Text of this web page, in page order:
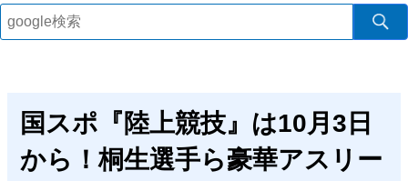
国スポ『陸上競技』は10月3日
から！桐生選手ら豪華アスリー